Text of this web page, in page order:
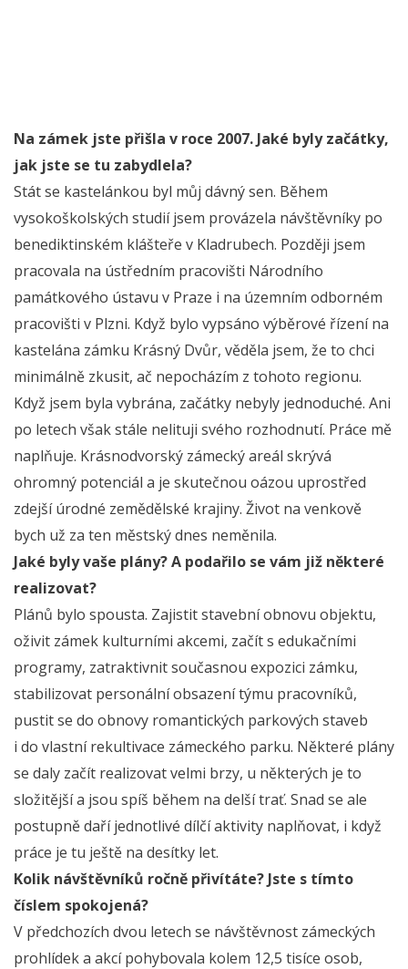
Na zámek jste přišla v roce 2007. Jaké byly začátky,
jak jste se tu zabydlela?
Stát se kastelánkou byl můj dávný sen. Během
vysokoškolských studií jsem provázela návštěvníky po
benediktinském klášteře v Kladrubech. Později jsem
pracovala na ústředním pracovišti Národního
památkového ústavu v Praze i na územním odborném
pracovišti v Plzni. Když bylo vypsáno výběrové řízení na
kastelána zámku Krásný Dvůr, věděla jsem, že to chci
minimálně zkusit, ač nepocházím z tohoto regionu.
Když jsem byla vybrána, začátky nebyly jednoduché. Ani
po letech však stále nelituji svého rozhodnutí. Práce mě
naplňuje. Krásnodvorský zámecký areál skrývá
ohromný potenciál a je skutečnou oázou uprostřed
zdejší úrodné zemědělské krajiny. Život na venkově
bych už za ten městský dnes neměnila.
Jaké byly vaše plány? A podařilo se vám již některé
realizovat?
Plánů bylo spousta. Zajistit stavební obnovu objektu,
oživit zámek kulturními akcemi, začít s edukačními
programy, zatraktivnit současnou expozici zámku,
stabilizovat personální obsazení týmu pracovníků,
pustit se do obnovy romantických parkových staveb
i do vlastní rekultivace zámeckého parku. Některé plány
se daly začít realizovat velmi brzy, u některých je to
složitější a jsou spíš během na delší trať. Snad se ale
postupně daří jednotlivé dílčí aktivity naplňovat, i když
práce je tu ještě na desítky let.
Kolik návštěvníků ročně přivítáte? Jste s tímto
číslem spokojená?
V předchozích dvou letech se návštěvnost zámeckých
prohlídek a akcí pohybovala kolem 12,5 tisíce osob,